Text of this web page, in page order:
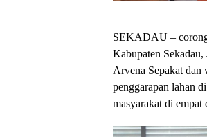
SEKADAU –
Kabupaten
Arvena Sepakat dan
penggarapan lahan
masyarakat di empat